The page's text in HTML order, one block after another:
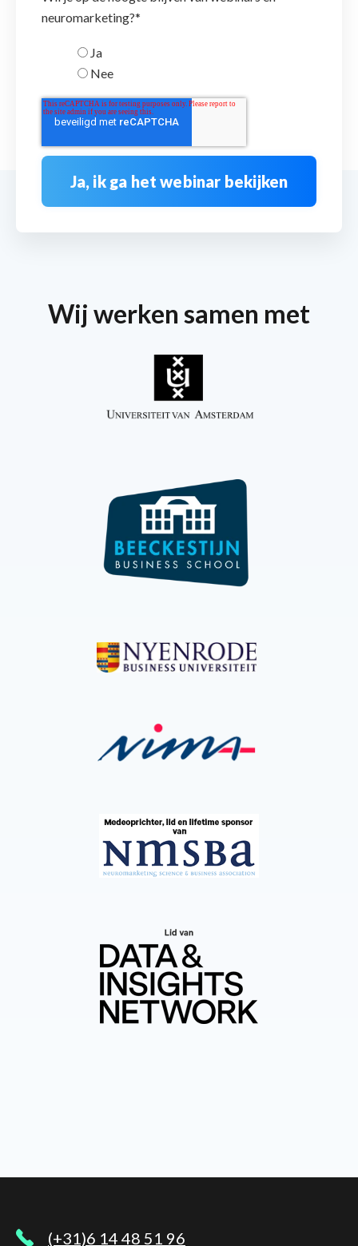
neuromarketing?*
Ja
Nee
Wij werken samen met
(+31)6 14 48 51 96